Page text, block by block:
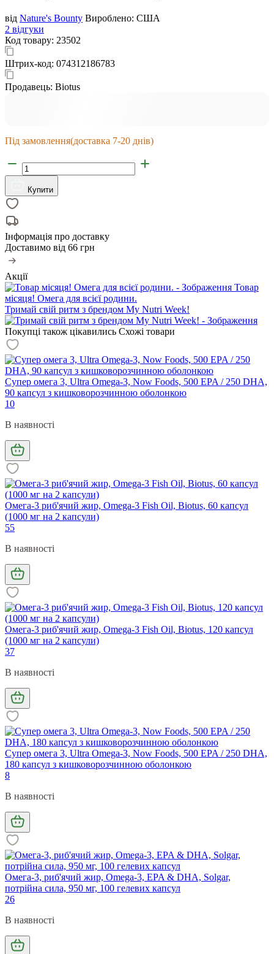
від Nature's Bounty Вироблено: США
2 відгуки
Код товару: 23502
Штрих-код: 074312186783
Продавець: Biotus
Під замовлення(доставка 7-20 днів)
Купити
Інформація про доставку
Доставимо від 66 грн
Акції
Товар
місяця! Омега для всієї родини.
Тримай свій ритм з брендом My Nutri Week!
Покупці також цікавились Схожі товари
Супер омега 3, Ultra Omega-3, Now Foods, 500 EPA / 250 DHA,
90 капсул з кишковорозчинною оболонкою
10
В наявності
Омега-3 риб'ячий жир, Omega-3 Fish Oil, Biotus, 60 капсул
(1000 мг на 2 капсули)
55
В наявності
Омега-3 риб'ячий жир, Omega-3 Fish Oil, Biotus, 120 капсул
(1000 мг на 2 капсули)
37
В наявності
Супер омега 3, Ultra Omega-3, Now Foods, 500 EPA / 250 DHA,
180 капсул з кишковорозчинною оболонкою
8
В наявності
Омега-3, риб'ячий жир, Omega-3, EPA & DHA, Solgar,
потрійна сила, 950 мг, 100 гелевих капсул
26
В наявності